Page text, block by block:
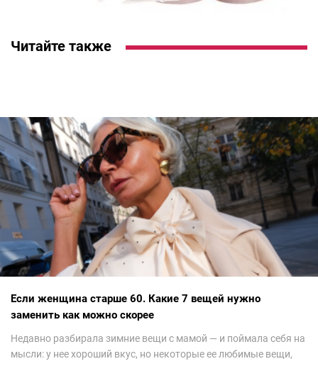
Читайте также
Если женщина старше 60. Какие 7 вещей нужно
заменить как можно скорее
Недавно разбирала зимние вещи с мамой — и поймала себя на
мысли: у нее хороший вкус, но некоторые ее любимые вещи,